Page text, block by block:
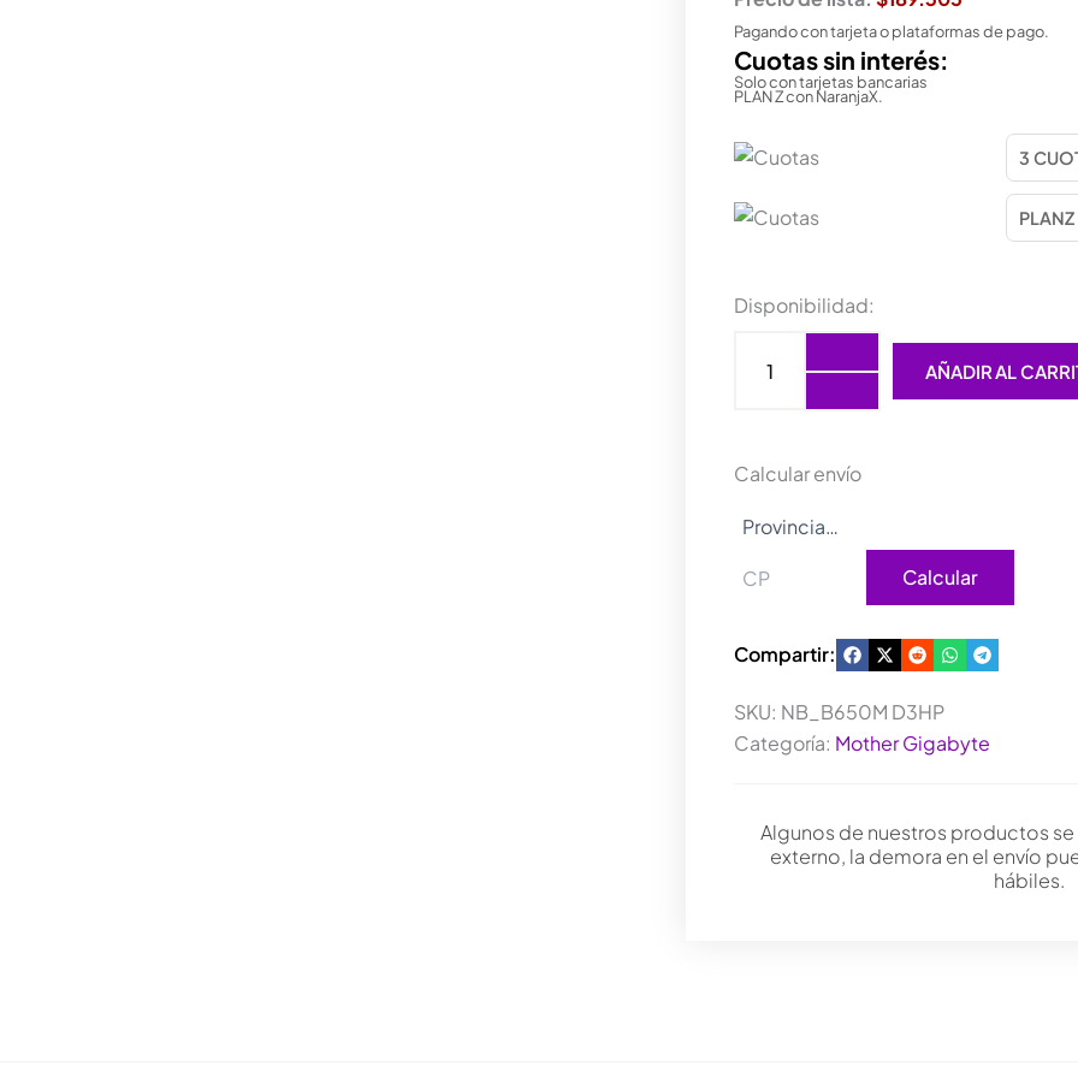
Pagando con tarjeta o plataformas de pago.
Cuotas sin interés:
Solo con tarjetas bancarias
PLAN Z con NaranjaX.
Disponibilidad:
MOTHER
B650M
AÑADIR AL
Calcular envío
Calcular
Compartir:
SKU: NB_B650M D3HP
Categoría: Mother Gigabyte
Algunos de nuestros productos
externo, la demora en el envío
hábiles.